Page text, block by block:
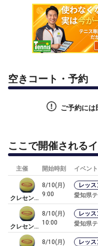
空きコート・予約
ご予約には
ここで開催される
主催 開始時刻 イベン
クレセント名古屋校
8/10(月)
9:00
レッス
愛知県
クレセント名古屋校
8/10(月)
10:00
レッス
愛知県
8/10(月)
レッス